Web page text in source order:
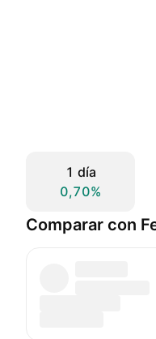
1 día
0,70%
Comparar con